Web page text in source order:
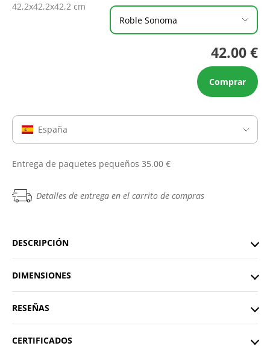
42.00 €
Comprar
42,2x42,2x42,2 cm
Roble Sonoma
España
Entrega de paquetes pequeños 35.00 €
Detalles de entrega en el carrito de compras
DESCRIPCIÓN
DIMENSIONES
RESEÑAS
CERTIFICADOS